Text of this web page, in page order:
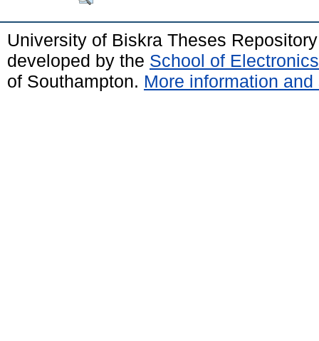
University of Biskra Theses
developed by the School of
of Southampton. More information